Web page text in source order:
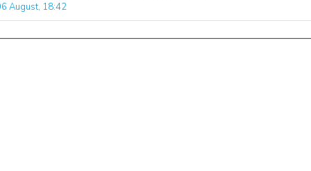
August, 18:42